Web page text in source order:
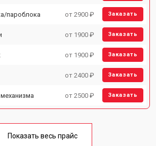
пароблока от 2900 ₽ Заказать
от 1900 ₽ Заказать
от 1900 ₽ Заказать
от 2400 ₽ Заказать
от 2500 ₽ Заказать
Показать весь прайс